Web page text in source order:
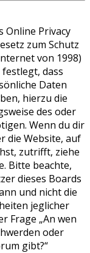
Online Privacy
zum Schutz
von 1998)
festlegt, dass
Daten
hierzu die
des oder
Wenn du dir
die Website, auf
zutrifft, ziehe
Bitte beachte,
dieses Boards
und nicht die
jeglicher
Frage „An wen
oder
gibt?“